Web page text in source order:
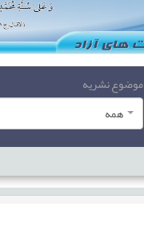
موضوع نشریه
همه